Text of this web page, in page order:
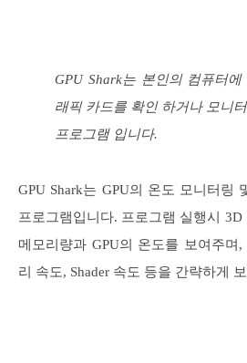
GPU Shark는 본인의 컴퓨터
래픽 카드를 확인 하거나 모니
프로그램 입니다.
GPU Shark는 GPU의 온도 모니터링
프로그램입니다. 프로그램 실행시
메모리량과 GPU의 온도를 보여주며
리 속도, Shader 속도 등을 간략하게